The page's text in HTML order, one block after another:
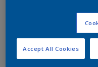
Accept All Cookies